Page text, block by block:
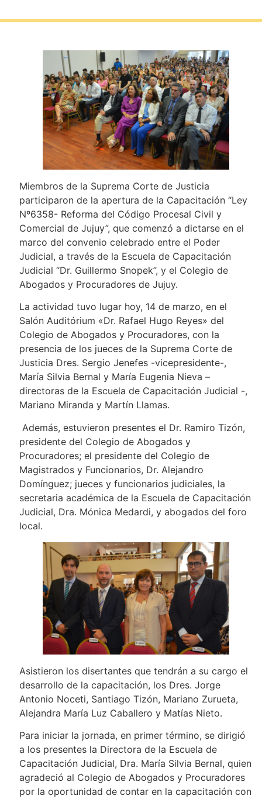
Miembros de la Suprema Corte de Justicia
participaron de la apertura de la Capacitación “Ley
Nº6358- Reforma del Código Procesal Civil y
Comercial de Jujuy”, que comenzó a dictarse en el
marco del convenio celebrado entre el Poder
Judicial, a través de la Escuela de Capacitación
Judicial “Dr. Guillermo Snopek”, y el Colegio de
Abogados y Procuradores de Jujuy.
La actividad tuvo lugar hoy, 14 de marzo, en el
Salón Auditórium «Dr. Rafael Hugo Reyes» del
Colegio de Abogados y Procuradores, con la
presencia de los jueces de la Suprema Corte de
Justicia Dres. Sergio Jenefes -vicepresidente-,
María Silvia Bernal y María Eugenia Nieva –
directoras de la Escuela de Capacitación Judicial -,
Mariano Miranda y Martín Llamas.
Además, estuvieron presentes el Dr. Ramiro Tizón,
presidente del Colegio de Abogados y
Procuradores; el presidente del Colegio de
Magistrados y Funcionarios, Dr. Alejandro
Domínguez; jueces y funcionarios judiciales, la
secretaria académica de la Escuela de Capacitación
Judicial, Dra. Mónica Medardi, y abogados del foro
local.
Asistieron los disertantes que tendrán a su cargo el
desarrollo de la capacitación, los Dres. Jorge
Antonio Noceti, Santiago Tizón, Mariano Zurueta,
Alejandra María Luz Caballero y Matías Nieto.
Para iniciar la jornada, en primer término, se dirigió
a los presentes la Directora de la Escuela de
Capacitación Judicial, Dra. María Silvia Bernal, quien
agradeció al Colegio de Abogados y Procuradores
por la oportunidad de contar en la capacitación con